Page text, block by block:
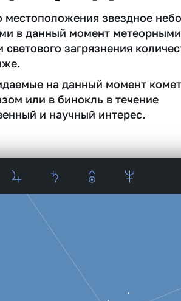
местоположения звездное
в данный момент метеорными
загрязнения
на данный момент
или в бинокль в течение
и научный интерес.